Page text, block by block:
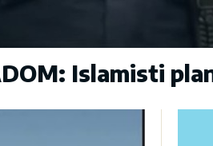
Islamisti